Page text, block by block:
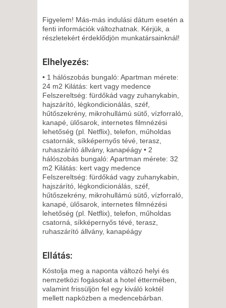
11 NAP / 10 ÉJSZAKA
2027. JANUÁR 07.,
5 NAP / 4 ÉJSZAKA
2027. JANUÁR 07.,
CSÜTÖRTÖK -
8 NAP / 7 ÉJSZAKA
2027. JANUÁR 11., HÉTFŐ -
8 NAP / 7 ÉJSZAKA
2027. JANUÁR 11., HÉTFŐ -
11 NAP / 10 ÉJSZAKA
2027. JANUÁR 14.,
CSÜTÖRTÖK -
8 NAP / 7 ÉJSZAKA
2027. JANUÁR 14.,
CSÜTÖRTÖK -
2027. JANUÁR 18., HÉTFŐ -
2027. JANUÁR 18., HÉTFŐ -
11 NAP / 10 ÉJSZAKA
Figyelem! Más-más indulási dátum esetén a
fenti információk változhatnak. Kérjük, a
részletekért érdeklődjön munkatársainknál!
Elhelyezés:
• 1 hálószobás bungaló: Apartman mérete:
24 m2 Kilátás: kert vagy medence
Felszereltség: fürdőkád vagy zuhanykabin,
hajszárító, légkondicionálás, széf,
hűtőszekrény, mikrohullámú sütő, vízforraló,
kanapé, ülősarok, internetes filmnézési
lehetőség (pl. Netflix), telefon, műholdas
csatornák, síkképernyős tévé, terasz,
ruhaszárító állvány, kanapéágy • 2
hálószobás bungaló: Apartman mérete: 32
m2 Kilátás: kert vagy medence
Felszereltség: fürdőkád vagy zuhanykabin,
hajszárító, légkondicionálás, széf,
hűtőszekrény, mikrohullámú sütő, vízforraló,
kanapé, ülősarok, internetes filmnézési
lehetőség (pl. Netflix), telefon, műholdas
csatorná, síkképernyős tévé, terasz,
ruhaszárító állvány, kanapéágy
Ellátás:
Kóstolja meg a naponta változó helyi és
nemzetközi fogásokat a hotel éttermében,
valamint frissüljön fel egy kiváló koktél
mellett napközben a medencebárban.